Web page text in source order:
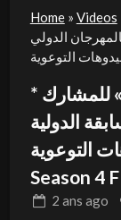
Home» Videos
الدولي
للمشارك *
الدولية
التوعوية
Season 4
2 ans ago